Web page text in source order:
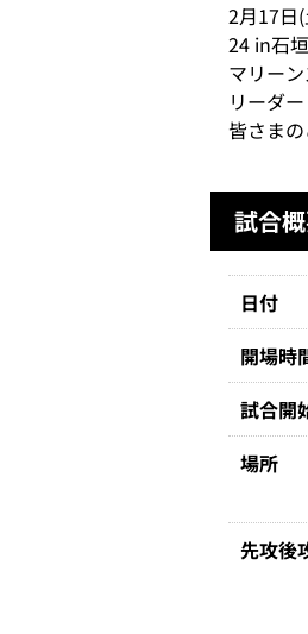
2月17日
24 in石
マリー
リーダ
皆さまの
試合
日付
開場時
試合開
場所
先攻後